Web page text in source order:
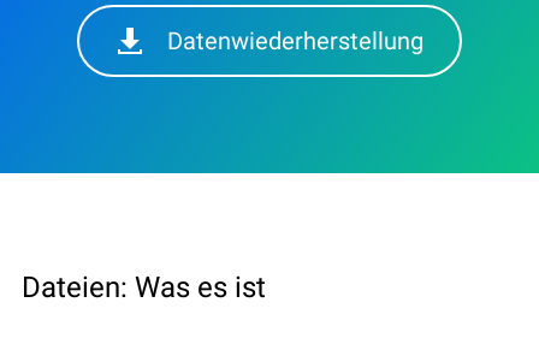
Datenwiederherstellung
Dateien: Was es ist